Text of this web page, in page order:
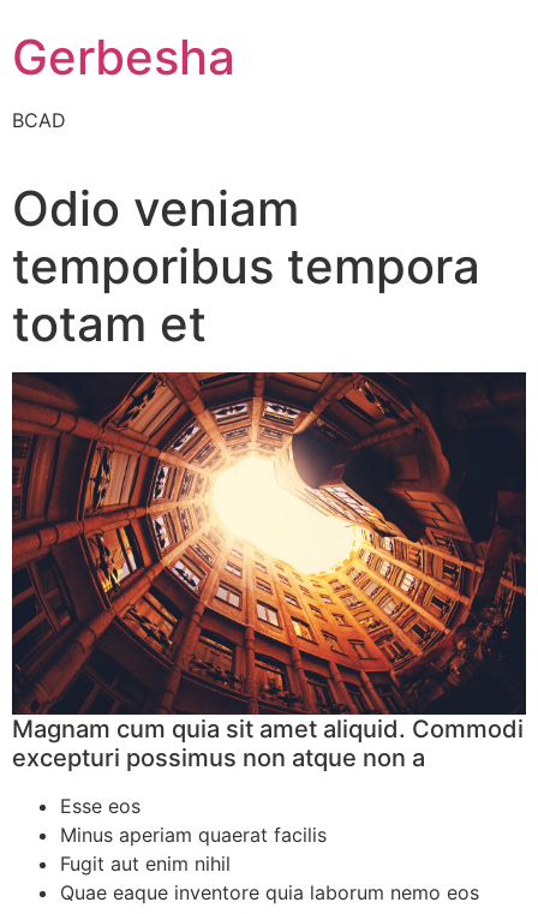
Gerbesha
BCAD
Odio veniam
temporibus tempora
totam et
Magnam cum quia sit amet aliquid. Commodi
excepturi possimus non atque non a
Esse eos
Minus aperiam quaerat facilis
Fugit aut enim nihil
Quae eaque inventore quia laborum nemo eos